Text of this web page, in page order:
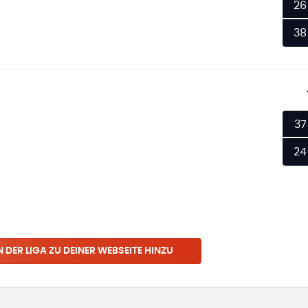
26
38
37
24
DER LIGA ZU DEINER WEBSEITE HINZU